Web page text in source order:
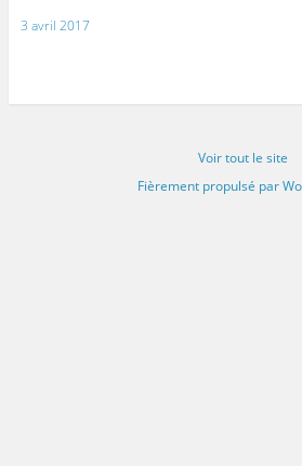
3 avril 2017
Voir tout le site
Fièrement propulsé par